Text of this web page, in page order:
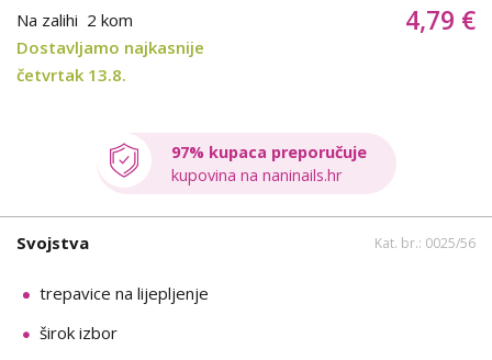
Na zalihi 2 kom
Dostavljamo najkasnije
četvrtak 13.8.
4,79 €
97% kupaca preporučuje
kupovina na naninails.hr
Svojstva Kat. br.: 0025/56
trepavice na lijepljenje
širok izbor